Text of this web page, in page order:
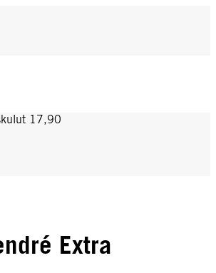
17,90
Extra